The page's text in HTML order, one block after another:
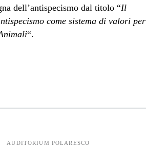
dell’antispecismo dal titolo “Il
come sistema di valori per
“.
AUDITORIUM POLARESCO